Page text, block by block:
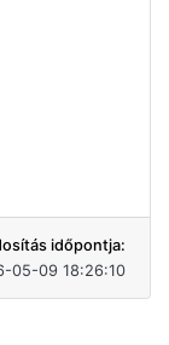
időpontja:
05-09 18:26:10